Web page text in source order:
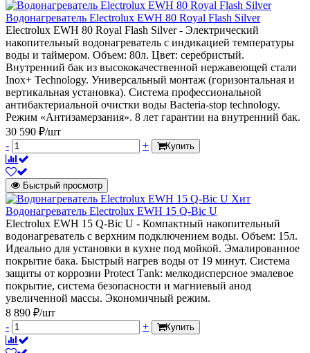
Водонагреватель Electrolux EWH 80 Royal Flash Silver
Electrolux EWH 80 Royal Flash Silver - Электрический
накопительный водонагреватель с индикацией температуры
воды и таймером. Объем: 80л. Цвет: серебристый.
Внутренний бак из высококачественной нержавеющей стали
Inox+ Technology. Универсальный монтаж (горизонтальная и
вертикальная установка). Система профессиональной
антибактериальной очистки воды Bacteria-stop technology.
Режим «Антизамерзания». 8 лет гарантии на внутренний бак.
30 590 ₽/шт
-
+ Купить
Быстрый просмотр
Хит
Водонагреватель Electrolux EWH 15 Q-Bic U
Electrolux EWH 15 Q-Bic U - Компактный накопительный
водонагреватель с верхним подключением воды. Объем: 15л.
Идеально для установки в кухне под мойкой. Эмалированное
покрытие бака. Быстрый нагрев воды от 19 минут. Система
защиты от коррозии Protect Тank: мелкодисперсное эмалевое
покрытие, система безопасности и магниевый анод
увеличенной массы. Экономичный режим.
8 890 ₽/шт
-
+ Купить